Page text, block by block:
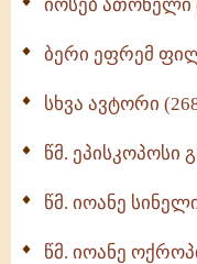
ქადაგებანი
სულიერი
ნაწილი II (369)
იოსებ ათონელი
ბერი ეფრემ
სხვა ავტორი
წმ. ეპისკოპოსი
წმ. იოანე
წმ. იოანე